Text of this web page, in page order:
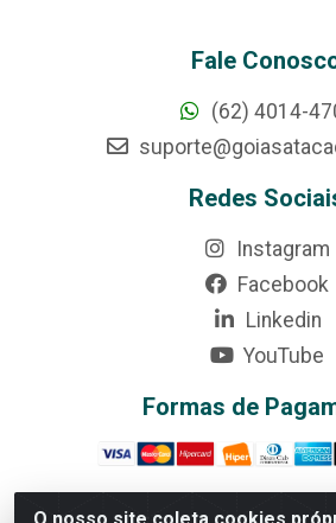
Fale
(62) 4014-
Redes
Instagram
Facebook
Linkedin
YouTube
Formas de